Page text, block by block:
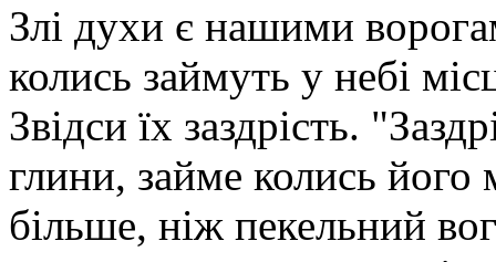
Злі духи є нашими
колись займуть у небі
Звідси їх заздрість.
глини, займе колись його
більше, ніж пекельний